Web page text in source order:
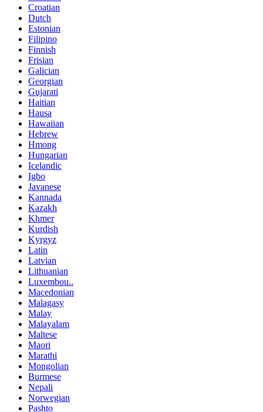
Croatian
Dutch
Estonian
Filipino
Finnish
Frisian
Galician
Georgian
Gujarati
Haitian
Hausa
Hawaiian
Hebrew
Hmong
Hungarian
Icelandic
Igbo
Javanese
Kannada
Kazakh
Khmer
Kurdish
Kyrgyz
Latin
Latvian
Lithuanian
Luxembou..
Macedonian
Malagasy
Malay
Malayalam
Maltese
Maori
Marathi
Mongolian
Burmese
Nepali
Norwegian
Pashto